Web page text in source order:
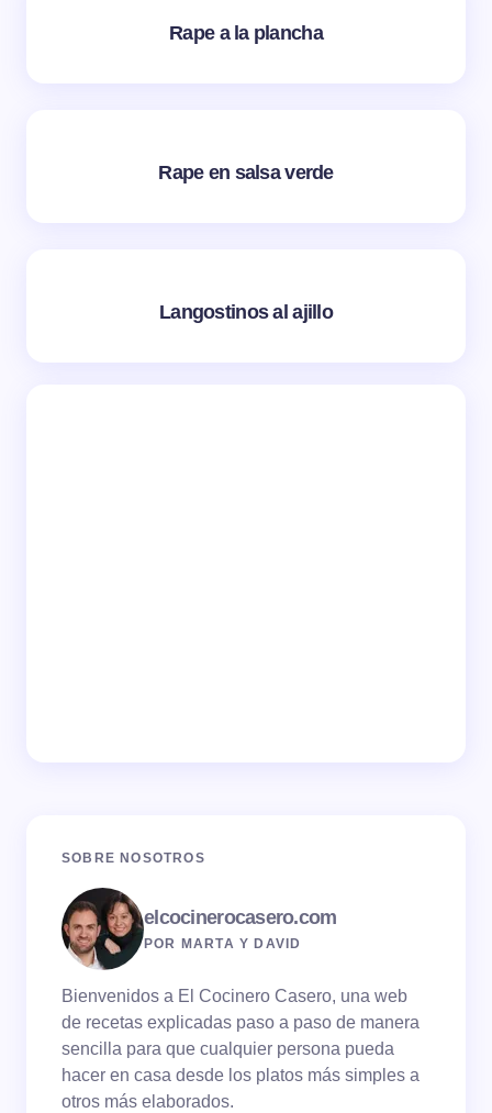
Rape a la plancha
Rape en salsa verde
Langostinos al ajillo
SOBRE NOSOTROS
elcocinerocasero.com
POR MARTA Y DAVID
Bienvenidos a El Cocinero Casero, una web
de recetas explicadas paso a paso de manera
sencilla para que cualquier persona pueda
hacer en casa desde los platos más simples a
otros más elaborados.